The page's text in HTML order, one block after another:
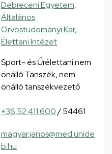
Debreceni Egyetem,
Általános
Orvostudományi Kar,
Élettani Intézet
Sport- és Űrélettani nem
önálló Tanszék, nem
önálló tanszékvezető
+36 52 411 600/ 54461
magyar.janos@med.unide
b.hu